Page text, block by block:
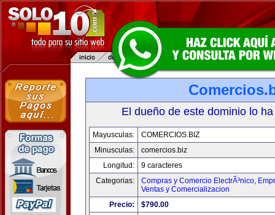
El dueño de este dominio lo
Mayusculas:
COMERCIOS.BIZ
Minusculas:
comercios.biz
Longitud:
9 caracteres
Categorias:
Compras y Comercio ElectrÃ³nico,
Ventas y Comercializacion
Precio:
$790.00